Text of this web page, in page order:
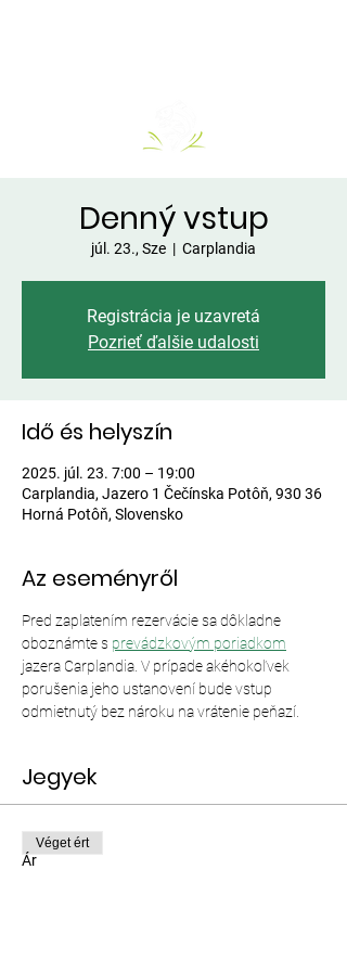
Denný vstup
júl. 23., Sze
  |
Carplandia
Registrácia je uzavretá
Pozrieť ďalšie udalosti
Idő és helyszín
2025. júl. 23. 7:00 – 19:00
Carplandia, Jazero 1 Čečínska Potôň, 930 36
Horná Potôň, Slovensko
Az eseményről
Pred zaplatením rezervácie sa dôkladne
oboznámte s prevádzkovým poriadkom
jazera Carplandia. V prípade akéhokoľvek
porušenia jeho ustanovení bude vstup
odmietnutý bez nároku na vrátenie peňazí.
Jegyek
Ár
Véget ért